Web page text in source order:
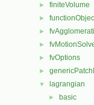
► finiteVolume
►
►
►
► fvOptions
►
▼ lagrangian
► basic